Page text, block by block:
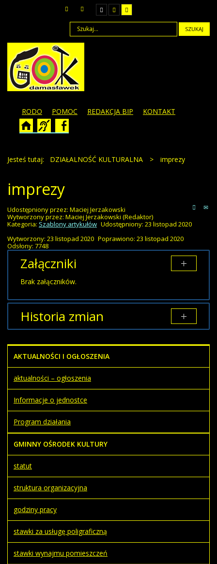
SZUKAJ
RODO POMOC REDAKCJA BIP KONTAKT
Jesteś tutaj: DZIAŁALNOŚĆ KULTURALNA > imprezy
imprezy
Udostępniony przez: Maciej Jerzakowski
Wytworzony przez: Maciej Jerzakowski (Redaktor)
Kategoria: Szablony artykułów Udostępniony: 23 listopad 2020
Wytworzony: 23 listopad 2020 Poprawiono: 23 listopad 2020
Odsłony: 7748
Załączniki
Brak załączników.
Historia zmian
Artykuł
został
utworzony.
poniedziałek,
23 listopad
Jerzakowski
AKTUALNOŚCI I OGŁOSZENIA
aktualności – ogłoszenia
Informacje o jednostce
Program działania
GMINNY OŚRODEK KULTURY
statut
struktura organizacyjna
godziny pracy
stawki za usługę poligraficzną
stawki wynajmu pomieszczeń